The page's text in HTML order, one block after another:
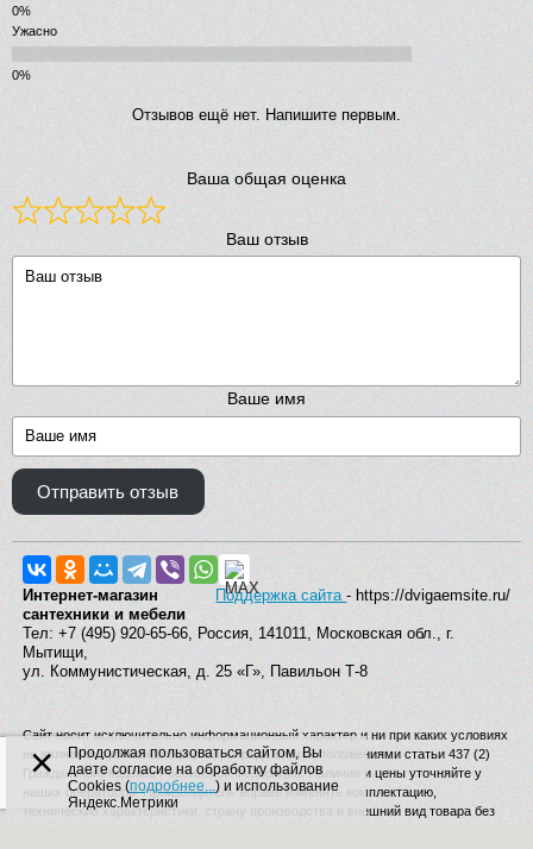
Ужасно
Отзывов ещё нет. Напишите первым.
Ваша общая оценка
Ваш отзыв
Ваше имя
Отправить отзыв
Поддержка сайта- https://dvigaemsite.ru/
Интернет-магазин
сантехники и мебели
Тел: +7 (495) 920-65-66, Россия, 141011, Московская обл., г.
Мытищи,
ул. Коммунистическая, д. 25 «Г», Павильон Т-8
Сайт носит исключительно информационный характер и ни при каких условиях
не является публичной офертой, определяемой положениями статьи 437 (2)
Гражданского кодекса Российской Федерации. Наличие и цены уточняйте у
наших операторов. Производитель вправе изменять комплектацию,
технические характеристики, страну производства и внешний вид товара без
×
Продолжая пользоваться сайтом, Вы
даете согласие на обработку файлов
Cookies (подробнее...) и использование
Яндекс.Метрики